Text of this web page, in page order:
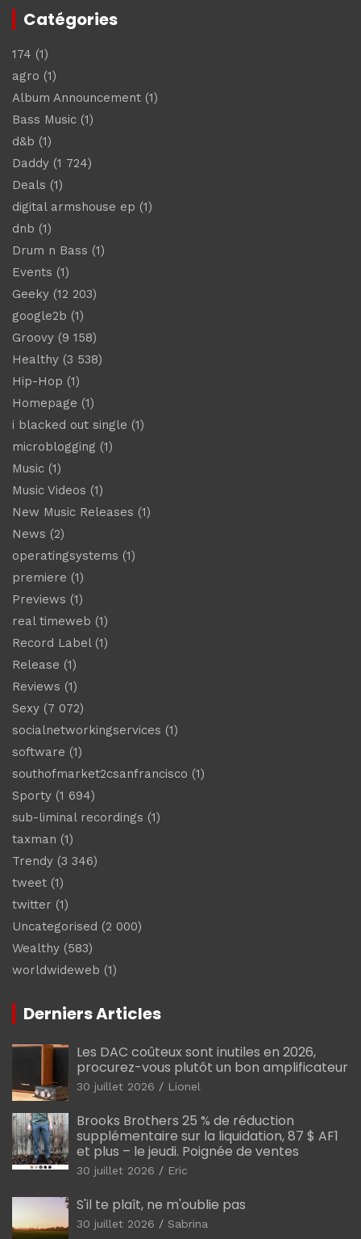
Catégories
174 (1)
agro (1)
Album Announcement (1)
Bass Music (1)
d&b (1)
Daddy (1 724)
Deals (1)
digital armshouse ep (1)
dnb (1)
Drum n Bass (1)
Events (1)
Geeky (12 203)
google2b (1)
Groovy (9 158)
Healthy (3 538)
Hip-Hop (1)
Homepage (1)
i blacked out single (1)
microblogging (1)
Music (1)
Music Videos (1)
New Music Releases (1)
News (2)
operatingsystems (1)
premiere (1)
Previews (1)
real timeweb (1)
Record Label(1)
Release (1)
Reviews (1)
Sexy (7 072)
socialnetworkingservices (1)
software (1)
southofmarket2csanfrancisco (1)
Sporty (1 694)
sub-liminal recordings (1)
taxman (1)
Trendy (3 346)
tweet (1)
twitter (1)
Uncategorised (2 000)
Wealthy (583)
worldwideweb (1)
Derniers Articles
Les DAC coûteux sont inutiles en 2026,
procurez-vous plutôt un bon amplificateur
30 juillet 2026 Lionel
Brooks Brothers 25 % de réduction
supplémentaire sur la liquidation, 87 $ AF1
et plus – le jeudi. Poignée de ventes
30 juillet 2026 Eric
S'il te plaît, ne m'oublie pas
30 juillet 2026 Sabrina